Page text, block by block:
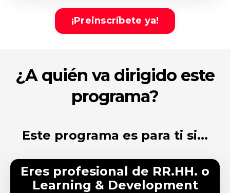
¡Preinscríbete ya!
¿A quién va dirigido este
programa?
Este programa es para ti si...
Eres profesional de RR.HH. o
Learning & Development